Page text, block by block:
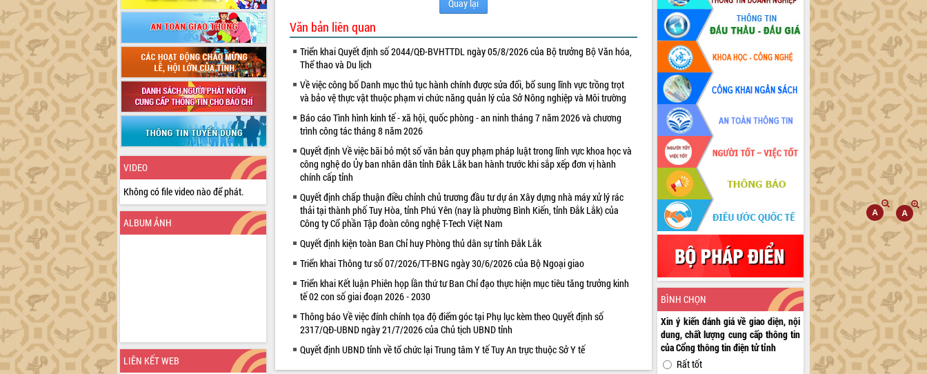
VIDEO
Không có file video nào để phát.
ALBUM ẢNH
LIÊN KẾT WEB
Quay lại
Văn bản liên quan
Triển khai Quyết định số 2044/QĐ-BVHTTDL ngày 05/8/2026 của Bộ trưởng Bộ Văn hóa,
Thể thao và Du lịch
Về việc công bố Danh mục thủ tục hành chính được sửa đổi, bổ sung lĩnh vực trồng trọt
và bảo vệ thực vật thuộc phạm vi chức năng quản lý của Sở Nông nghiệp và Môi trường
Báo cáo Tình hình kinh tế - xã hội, quốc phòng - an ninh tháng 7 năm 2026 và chương
trình công tác tháng 8 năm 2026
Quyết định Về việc bãi bỏ một số văn bản quy phạm pháp luật trong lĩnh vực khoa học và
công nghệ do Ủy ban nhân dân tỉnh Đắk Lắk ban hành trước khi sắp xếp đơn vị hành
chính cấp tỉnh
Quyết định chấp thuận điều chỉnh chủ trương đầu tư dự án Xây dựng nhà máy xử lý rác
thải tại thành phố Tuy Hòa, tỉnh Phú Yên (nay là phường Bình Kiến, tỉnh Đắk Lắk) của
Công ty Cổ phần Tập đoàn công nghệ T-Tech Việt Nam
Quyết định kiện toàn Ban Chỉ huy Phòng thủ dân sự tỉnh Đắk Lắk
Triển khai Thông tư số 07/2026/TT-BNG ngày 30/6/2026 của Bộ Ngoại giao
Triển khai Kết luận Phiên họp lần thứ tư Ban Chỉ đạo thực hiện mục tiêu tăng trưởng kinh
tế 02 con số giai đoạn 2026 - 2030
Thông báo Về việc đính chính tọa độ điểm góc tại Phụ lục kèm theo Quyết định số
2317/QĐ-UBND ngày 21/7/2026 của Chủ tịch UBND tỉnh
Quyết định UBND tỉnh về tổ chức lại Trung tâm Y tế Tuy An trực thuộc Sở Y tế
BÌNH CHỌN
Xin ý kiến đánh giá về giao diện, nội
dung, chất lượng cung cấp thông tin
của Cổng thông tin điện tử tỉnh
Rất tốt